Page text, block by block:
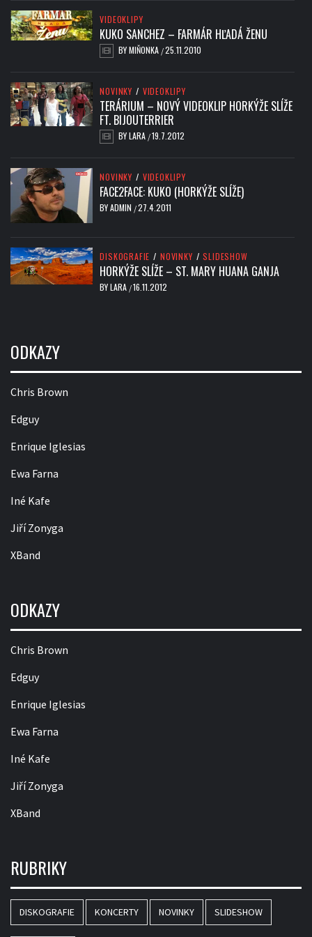
VIDEOKLIPY
KUKO SANCHEZ – FARMÁR HĽADÁ ŽENU
BYMIŇONKA /25.11.2010
NOVINKY / VIDEOKLIPY
TERÁRIUM – NOVÝ VIDEOKLIP HORKÝŽE SLÍŽE
FT. BIJOUTERRIER
BYLARA /19.7.2012
NOVINKY / VIDEOKLIPY
FACE2FACE: KUKO (HORKÝŽE SLÍŽE)
BYADMIN /27.4.2011
DISKOGRAFIE / NOVINKY / SLIDESHOW
HORKÝŽE SLÍŽE – ST. MARY HUANA GANJA
BYLARA /16.11.2012
ODKAZY
Chris Brown
Edguy
Enrique Iglesias
Ewa Farna
Iné Kafe
Jiří Zonyga
XBand
ODKAZY
Chris Brown
Edguy
Enrique Iglesias
Ewa Farna
Iné Kafe
Jiří Zonyga
XBand
RUBRIKY
DISKOGRAFIE KONCERTY NOVINKY SLIDESHOW